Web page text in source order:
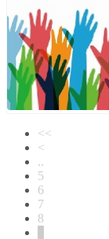
<<
<
..
5
6
7
8